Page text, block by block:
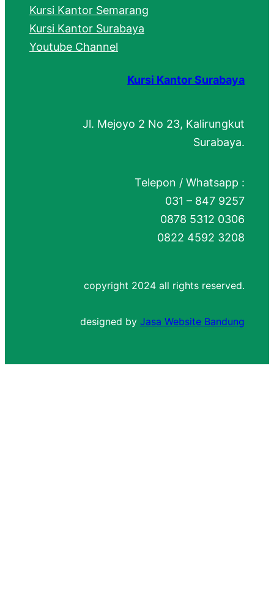
Kursi Kantor Semarang
Kursi Kantor Surabaya
Youtube Channel
Kursi Kantor Surabaya
Jl. Mejoyo 2 No 23, Kalirungkut
Surabaya.
Telepon / Whatsapp :
031 – 847 9257
0878 5312 0306
0822 4592 3208
copyright 2024 all rights reserved.
designed by Jasa Website Bandung